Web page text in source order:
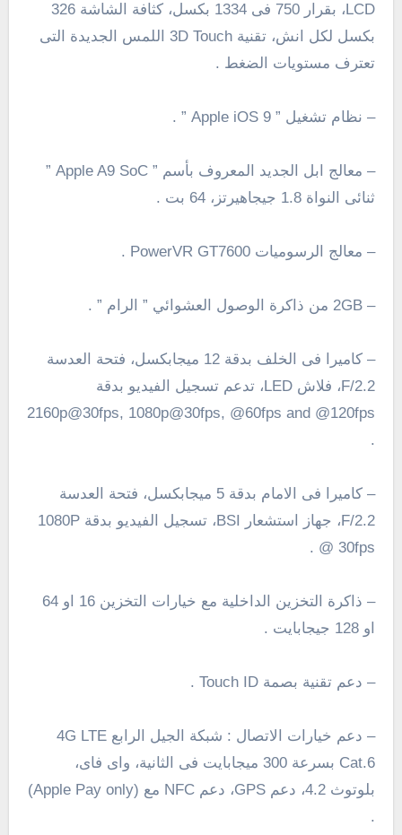
LCD، بقرار 750 فى 1334 بكسل، كثافة الشاشة 326
بكسل لكل انش، تقنية 3D Touch اللمس الجديدة التى
تعترف مستويات الضغط .
– نظام تشغيل ” Apple iOS 9 ” .
– معالج ابل الجديد المعروف بأسم ” Apple A9 SoC ”
ثنائى النواة 1.8 جيجاهيرتز، 64 بت .
– معالج الرسوميات PowerVR GT7600 .
–
2GB من ذاكرة الوصول العشوائي ” الرام ” .
– كاميرا فى الخلف بدقة 12 ميجابكسل، فتحة العدسة
F/2.2، فلاش LED، تدعم تسجيل الفيديو بدقة
2160p@30fps, 1080p@30fps, @60fps and @120fps
.
– كاميرا فى الامام بدقة 5 ميجابكسل، فتحة العدسة
F/2.2،
جهاز استشعار BSI ، تسجيل الفيديو بدقة 1080P
@ 30fps
.
– ذاكرة التخزين الداخلية مع خيارات التخزين 16 او 64
او 128 جيجابايت .
– دعم تقنية بصمة Touch ID .
– دعم خيارات الاتصال : شبكة الجيل الرابع 4G LTE
Cat.6 بسرعة 300 ميجابايت فى الثانية، واى فاى،
بلوتوث 4.2، دعم GPS، دعم NFC
مع (Apple Pay only)
.